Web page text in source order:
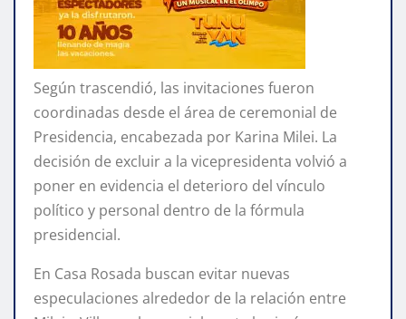
Según trascendió, las invitaciones fueron
coordinadas desde el área de ceremonial de
Presidencia, encabezada por Karina Milei. La
decisión de excluir a la vicepresidenta volvió a
poner en evidencia el deterioro del vínculo
político y personal dentro de la fórmula
presidencial.
En Casa Rosada buscan evitar nuevas
especulaciones alrededor de la relación entre